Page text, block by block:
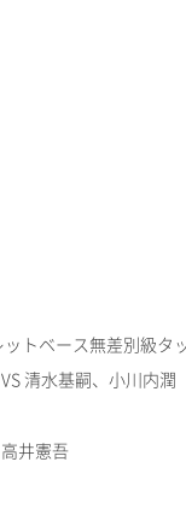
トベース無差別級タ
清水基嗣、小川内潤
井憲吾